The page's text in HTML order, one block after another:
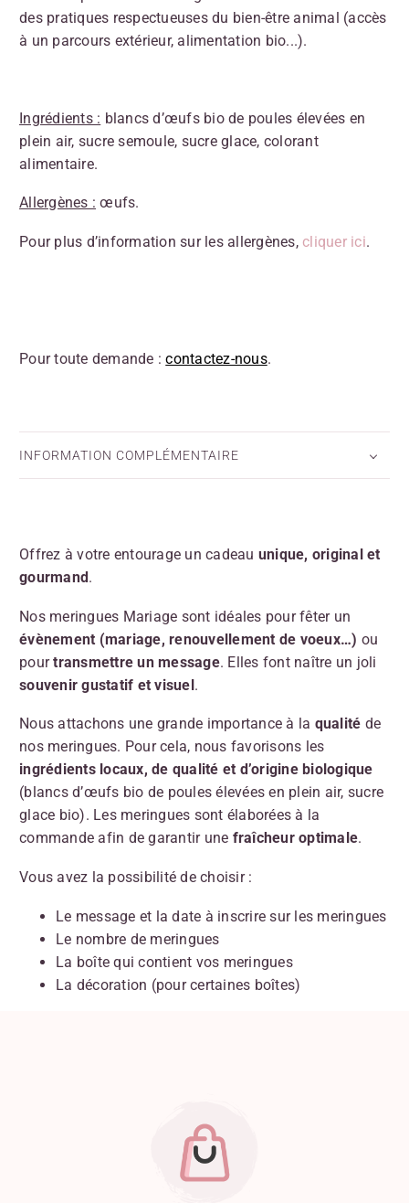
des pratiques respectueuses du bien-être animal (accès
à un parcours extérieur, alimentation bio...).
Ingrédients : blancs d’œufs bio de poules élevées en
plein air, sucre semoule, sucre glace, colorant
alimentaire.
Allergènes : œufs.
Pour plus d’information sur les allergènes, cliquer ici.
Pour toute demande :contactez-nous.
INFORMATION COMPLÉMENTAIRE
Offrez à votre entourage un cadeau unique, original et
gourmand .
Nos meringues Mariage sont idéales pour fêter un
évènement (mariage, renouvellement de voeux…) ou
pourtransmettre un message. Elles font naître un joli
souvenir gustatif et visuel.
Nous attachons une grande importance à la qualité de
nos meringues. Pour cela, nous favorisons les
ingrédients locaux, de qualité et d’origine biologique
(blancs d’œufs bio de poules élevées en plein air, sucre
glace bio). Les meringues sont élaborées à la
commande afin de garantir une fraîcheur optimale.
Vous avez la possibilité de choisir :
Le message et la date à inscrire sur les meringues
Le nombre de meringues
La boîte qui contient vos meringues
La décoration (pour certaines boîtes)